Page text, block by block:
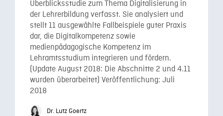
Überblicksstudie zum Thema Digitalisierung in
der Lehrerbildung verfasst. Sie analysiert und
stellt 11 ausgewählte Fallbeispiele guter Praxis
dar, die Digitalkompetenz sowie
medienpädagogische Kompetenz im
Lehramtsstudium integrieren und fördern.
(Update August 2018: Die Abschnitte 2 und 4.11
wurden überarbeitet) Veröffentlichung: Juli
2018
Dr. Lutz Goertz